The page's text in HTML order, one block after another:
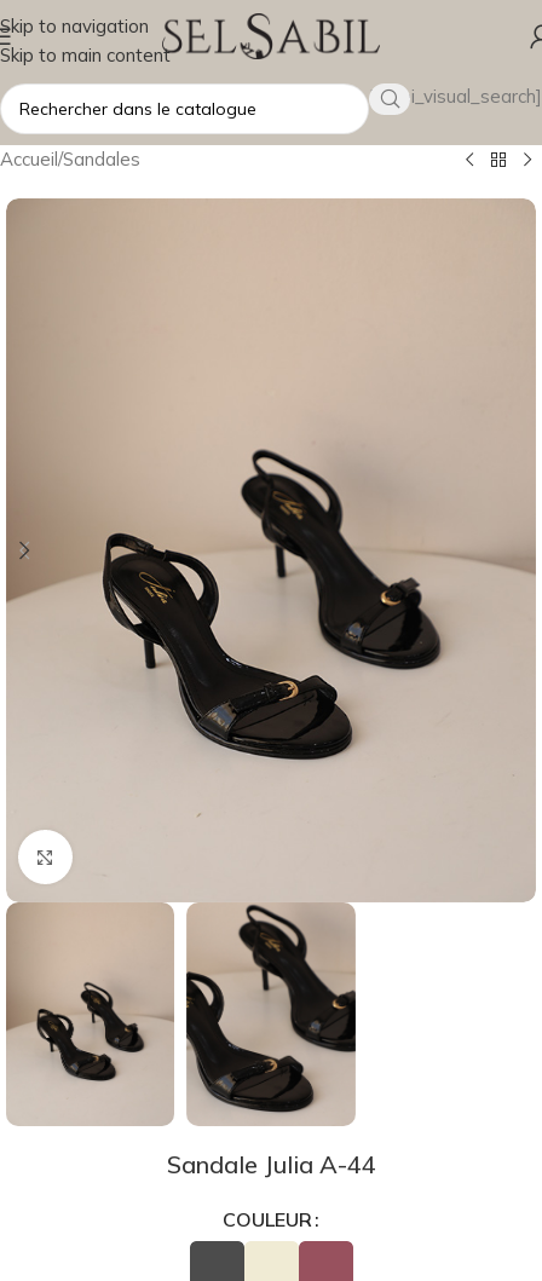
Skip to navigation
Skip to main content
[wsbi_visual_search]
Accueil/Sandales
Agrandir
Sandale Julia A-44
COULEUR